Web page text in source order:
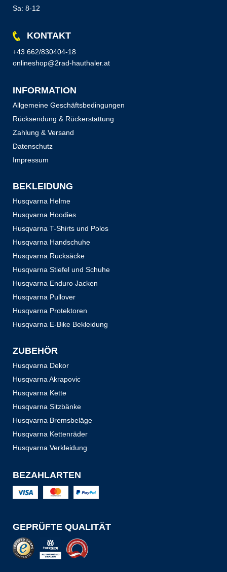
Sa: 8-12
KONTAKT
+43 662/830404-18
onlineshop@2rad-hauthaler.at
INFORMATION
Allgemeine Geschäftsbedingungen
Rücksendung & Rückerstattung
Zahlung & Versand
Datenschutz
Impressum
BEKLEIDUNG
Husqvarna Helme
Husqvarna Hoodies
Husqvarna T-Shirts und Polos
Husqvarna Handschuhe
Husqvarna Rucksäcke
Husqvarna Stiefel und Schuhe
Husqvarna Enduro Jacken
Husqvarna Pullover
Husqvarna Protektoren
Husqvarna E-Bike Bekleidung
ZUBEHÖR
Husqvarna Dekor
Husqvarna Akrapovic
Husqvarna Kette
Husqvarna Sitzbänke
Husqvarna Bremsbeläge
Husqvarna Kettenräder
Husqvarna Verkleidung
BEZAHLARTEN
GEPRÜFTE QUALITÄT